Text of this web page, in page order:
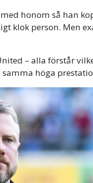
honom så han
klok person. Men
– alla förstår
höga